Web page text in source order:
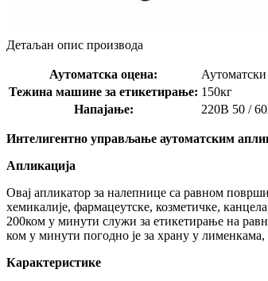
Детаљан опис производа
Аутоматска оцена: Аутоматски
Тежина машине за етикетирање: 150кг
Напајање:
220В 50 /
Интелигентно управљање аутоматским
Апликација
Овај апликатор за налепнице са равном
хемикалије, фармацеутске, козметичке,
200ком у минути служи за етикетирање на
ком у минути погодно је за храну у
Карактеристике